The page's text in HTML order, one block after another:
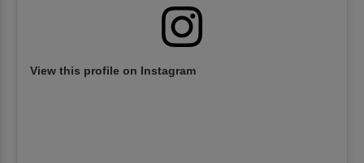
View this profile on Instagram